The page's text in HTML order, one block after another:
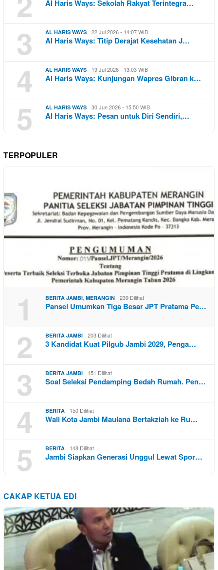
Al Haris Ways: Sekolah Rakyat Terintegra…
3 AL HARIS WAYS 22 Jul 2026 - 14:07 WIB
Al Haris Ways: Titip Derajat Kesehatan J…
4 AL HARIS WAYS 19 Jul 2026 - 13:03 WIB
Al Haris Ways: Kunjungan Wapres Gibran k…
5 AL HARIS WAYS 30 Jun 2026 - 15:50 WIB
Al Haris Ways: Pesan untuk Diri Sendiri,…
TERPOPULER
1 BERITA JAMBI, MERANGIN 239 Dilihat
Pansel Umumkan Tiga Besar JPT Pratama Pe…
2 BERITA JAMBI 203 Dilihat
3 Kandidat Kuat Pilgub Jambi 2029, Penga…
3 BERITA JAMBI 151 Dilihat
Soal Seleksi Pendamping Bedah Rumah. Pen…
4 BERITA 150 Dilihat
Wali Kota Jambi Maulana Bertakziah ke Ru…
5 BERITA 148 Dilihat
Jambi Siapkan Generasi Unggul Lewat Spor…
CAKAP KETUA EDI